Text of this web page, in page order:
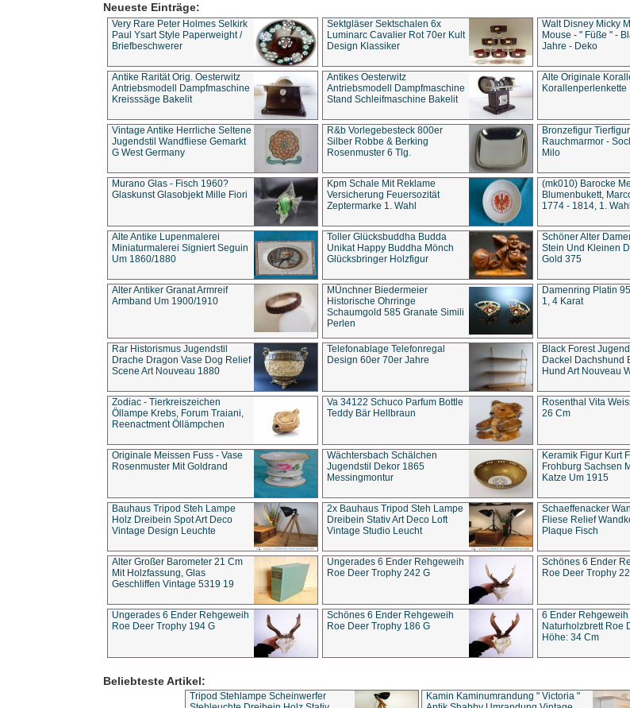
Neueste Einträge:
Very Rare Peter Holmes Selkirk
Paul Ysart Style Paperweight /
Briefbeschwerer
Sektgläser Sektschalen 6x
Luminarc Cavalier Rot 70er Kult
Design Klassiker
Walt Disney Micky
Mouse - " Füße " -
Jahre - Deko
Antike Rarität Orig. Oesterwitz
Antriebsmodell Dampfmaschine
Kreisssäge Bakelit
Antikes Oesterwitz
Antriebsmodell Dampfmaschine
Stand Schleifmaschine Bakelit
Alte Originale
Korallenperlenkette
Vintage Antike Herrliche Seltene
Jugendstil Wandfliese Gemarkt
G West Germany
R&b Vorlegebesteck 800er
Silber Robbe & Berking
Rosenmuster 6 Tlg.
Bronzefigur
Rauchmarmor -
Milo
Murano Glas - Fisch 1960?
Glaskunst Glasobjekt Mille Fiori
Kpm Schale Mit Reklame
Versicherung Feuersozität
Zeptermarke 1. Wahl
(mk010) Barocke
Blumenbukett,
1774 - 1814, 1. Wahl
Alte Antike Lupenmalerei
Miniaturmalerei Signiert Seguin
Um 1860/1880
Toller Glücksbuddha Budda
Unikat Happy Buddha Mönch
Glücksbringer Holzfigur
Schöner Alter
Stein Und Kleinen
Gold 375
Alter Antiker Granat Armreif
Armband Um 1900/1910
MÜnchner Biedermeier
Historische Ohrringe
Schaumgold 585 Granate Simili
Perlen
Damenring Platin
1, 4 Karat
Rar Historismus Jugendstil
Drache Dragon Vase Dog Relief
Scene Art Nouveau 1880
Telefonablage Telefonregal
Design 60er 70er Jahre
Black Forest
Dackel Dachshund
Hund Art Nouveau
Zodiac - Tierkreiszeichen
Öllampe Krebs, Forum Traiani,
Reenactment Öllämpchen
Va 34122 Schuco Parfum Bottle
Teddy Bär Hellbraun
Rosenthal Vita
26 Cm
Originale Meissen Fuss - Vase
Rosenmuster Mit Goldrand
Wächtersbach Schälchen
Jugendstil Dekor 1865
Messingmontur
Keramik Figur Kurt
Frohburg Sachsen
Katze Um 1915
Bauhaus Tripod Steh Lampe
Holz Dreibein Spot Art Deco
Vintage Design Leuchte
2x Bauhaus Tripod Steh Lampe
Dreibein Stativ Art Deco Loft
Vintage Studio Leucht
Schaeffenacker
Fliese Relief
Plaque Fisch
Alter Großer Barometer 21 Cm
Mit Holzfassung, Glas
Geschliffen Vintage 5319 19
Ungerades 6 Ender Rehgeweih
Roe Deer Trophy 242 G
Schönes 6 Ender
Roe Deer Trophy
Ungerades 6 Ender Rehgeweih
Roe Deer Trophy 194 G
Schönes 6 Ender Rehgeweih
Roe Deer Trophy 186 G
6 Ender Rehgeweih
Naturholzbrett Roe
Höhe: 34 Cm
Beliebteste Artikel:
Tripod Stehlampe Scheinwerfer
Kamin Kaminumrandung " Victoria "